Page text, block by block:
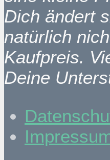
Dich ändert
natürlich
Kaufpreis.
Deine